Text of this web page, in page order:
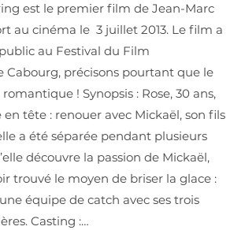
est le premier film de Jean-Marc
au cinéma le 3 juillet 2013. Le film a
au Festival du Film
Cabourg, précisons pourtant que le
! Synopsis : Rose, 30 ans,
en tête : renouer avec Mickaël, son fils
a été séparée pendant plusieurs
découvre la passion de Mickaël,
trouvé le moyen de briser la glace :
équipe de catch avec ses trois
Casting :…